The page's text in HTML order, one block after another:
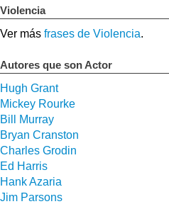
Violencia
Ver más frases de Violencia.
Autores que son Actor
Hugh Grant
Mickey Rourke
Bill Murray
Bryan Cranston
Charles Grodin
Ed Harris
Hank Azaria
Jim Parsons